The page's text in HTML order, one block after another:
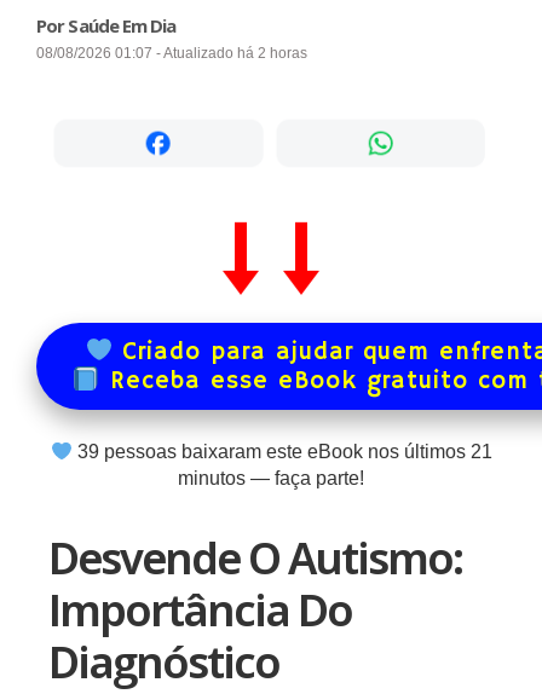
Por Saúde Em Dia
08/08/2026 01:07 - Atualizado há 2 horas
Criado para ajudar quem
Receba esse eBook gratuito
39pessoas baixaram este eBook nos últimos 21
minutos — faça parte!
Desvende O Autismo:
Importância Do
Diagnóstico